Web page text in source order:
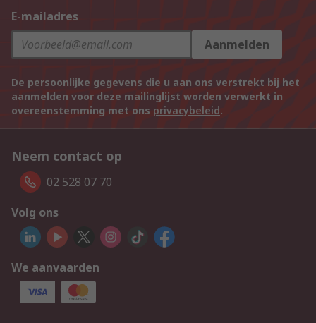
E-mailadres
Aanmelden
De persoonlijke gegevens die u aan ons verstrekt bij het
aanmelden voor deze mailinglijst worden verwerkt in
overeenstemming met ons privacybeleid.
Neem contact op
02 528 07 70
Volg ons
We aanvaarden